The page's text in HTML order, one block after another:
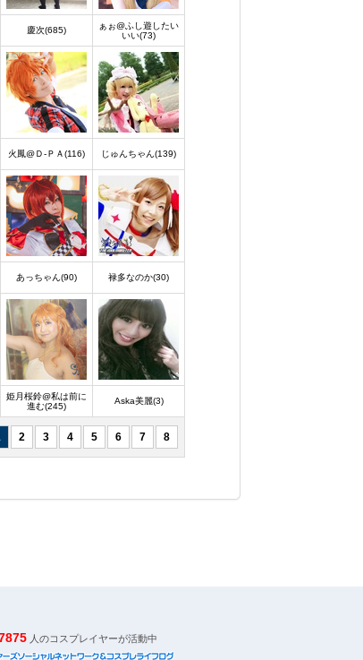
慶次(685)
ぁぉ@ふし遊したい
いい(73)
火鳳@Ｄ-ＰＡ(116) じゅんちゃん(139)
あっちゃん(90) 禄多なのか(30)
姫月桜鈴@私は前に
進む(245)
Aska美麗(3)
2 3 4 5 6 7 8
人のコスプレイヤーが活動中